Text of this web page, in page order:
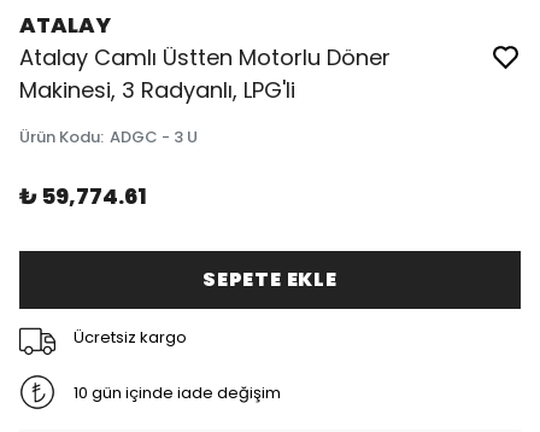
ATALAY
Atalay Camlı Üstten Motorlu Döner
Makinesi, 3 Radyanlı, LPG'li
Ürün Kodu: ADGC - 3 U
₺ 59,774.61
SEPETE EKLE
Ücretsiz kargo
10 gün içinde iade değişim